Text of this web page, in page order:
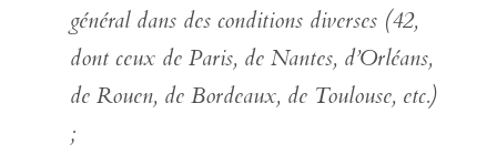
général dans des conditions diverses (42,
dont ceux de Paris, de Nantes, d’Orléans,
de Rouen, de Bordeaux, de Toulouse, etc.)
;